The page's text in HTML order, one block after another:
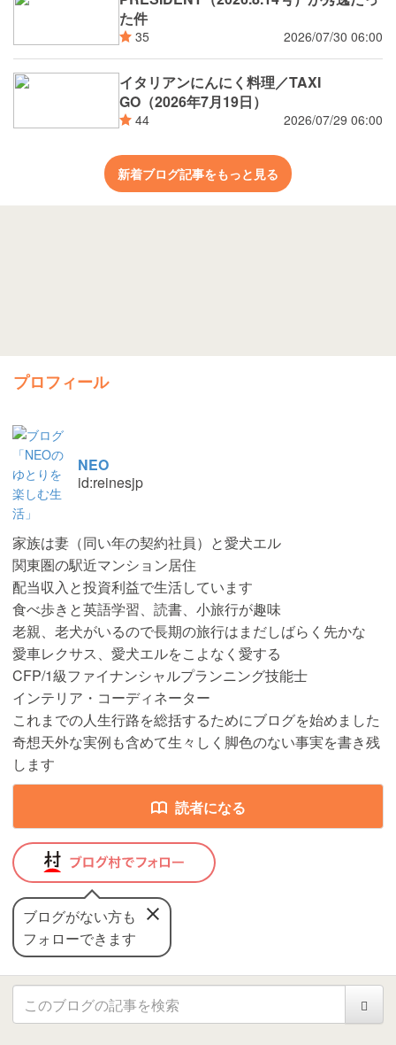
た件
35 2026/07/30 06:00
イタリアンにんにく料理／TAXI
GO（2026年7月19日）
44 2026/07/29 06:00
新着ブログ記事をもっと見る
プロフィール
NEO
id:reinesjp
家族は妻（同い年の契約社員）と愛犬エル
関東圏の駅近マンション居住
配当収入と投資利益で生活しています
食べ歩きと英語学習、読書、小旅行が趣味
老親、老犬がいるので長期の旅行はまだしばらく先かな
愛車レクサス、愛犬エルをこよなく愛する
CFP/1級ファイナンシャルプランニング技能士
インテリア・コーディネーター
これまでの人生行路を総括するためにブログを始めました
奇想天外な実例も含めて生々しく脚色のない事実を書き残
します
読者になる
ブログがない方も
フォローできます